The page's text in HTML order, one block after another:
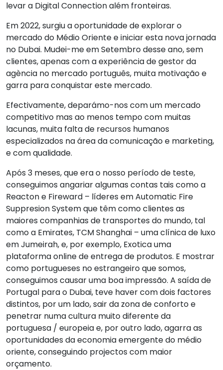
levar a Digital Connection além fronteiras.
Em 2022, surgiu a oportunidade de explorar o
mercado do Médio Oriente e iniciar esta nova jornada
no Dubai. Mudei-me em Setembro desse ano, sem
clientes, apenas com a experiência de gestor da
agència no mercado português, muita motivação e
garra para conquistar este mercado.
Efectivamente, deparámo-nos com um mercado
competitivo mas ao menos tempo com muitas
lacunas, muita falta de recursos humanos
especializados na área da comunicação e marketing,
e com qualidade.
Após 3 meses, que era o nosso período de teste,
conseguimos angariar algumas contas tais como a
Reacton e Fireward – líderes em Automatic Fire
Suppresion System que têm como clientes as
maiores companhias de transportes do mundo, tal
como a Emirates, TCM Shanghai – uma clínica de luxo
em Jumeirah, e, por exemplo, Exotica uma
plataforma online de entrega de produtos. E mostrar
como portugueses no estrangeiro que somos,
conseguimos causar uma boa impressão. A saída de
Portugal para o Dubai, teve haver com dois factores
distintos, por um lado, sair da zona de conforto e
penetrar numa cultura muito diferente da
portuguesa / europeia e, por outro lado, agarra as
oportunidades da economia emergente do médio
oriente, conseguindo projectos com maior
orçamento.